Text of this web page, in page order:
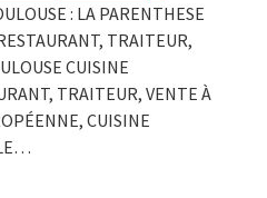
: LA PARENTHESE
TRAITEUR,
CUISINE
TRAITEUR, VENTE À
CUISINE